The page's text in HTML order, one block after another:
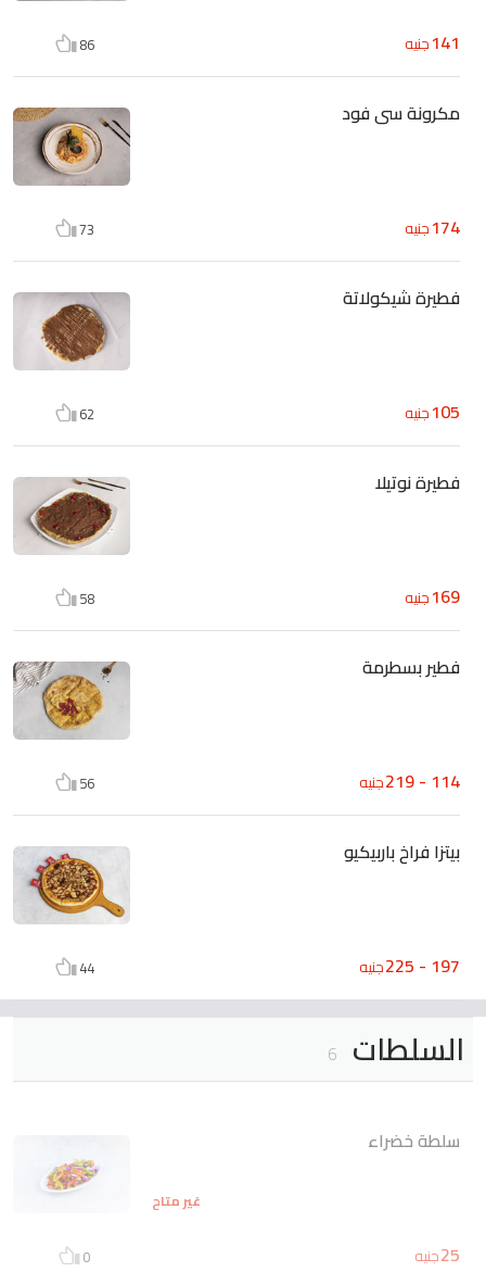
141جنيه 86
مكرونة سى فود
174جنيه 73
فطيرة شيكولاتة
105جنيه 62
فطيرة نوتيلا
169جنيه 58
فطير بسطرمة
114 - 219 جنيه 56
بيتزا فراخ باربيكيو
197 - 225 جنيه 44
السلطات 6
سلطة خضراء
غير متاح
25جنيه 0